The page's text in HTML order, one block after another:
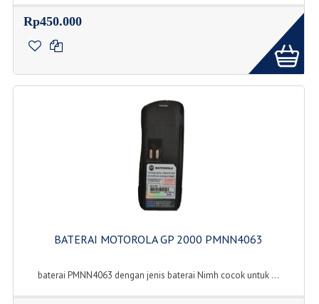
Rp450.000
BATERAI MOTOROLA GP 2000 PMNN4063
baterai PMNN4063 dengan jenis baterai Nimh cocok untuk ...